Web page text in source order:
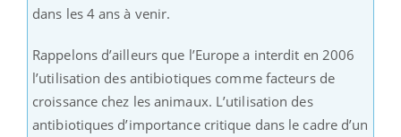
dans les 4 ans à venir.
Rappelons d’ailleurs que l’Europe a interdit en 2006
l’utilisation des antibiotiques comme facteurs de
croissance chez les animaux. L’utilisation des
antibiotiques d’importance critique dans le cadre d’un